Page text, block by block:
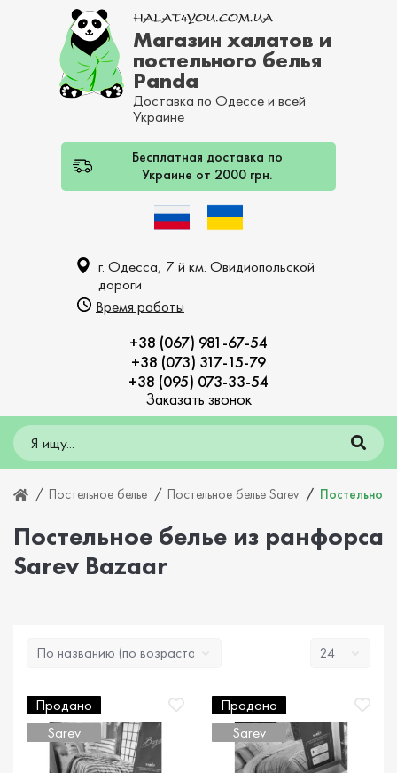
Магазин халатов и
постельного белья
Panda
Доставка по Одессе и всей
Украине
Бесплатная доставка по
Украине от 2000 грн.
г. Одесса, 7 й км. Овидиопольской
дороги
Время работы
+38 (067) 981-67-54
+38 (073) 317-15-79
+38 (095) 073-33-54
Заказать звонок
Постельное белье Постельное белье Sarev Постельное
Постельное белье из ранфорса
Sarev Bazaar
Продано
Sarev
Продано
Sarev